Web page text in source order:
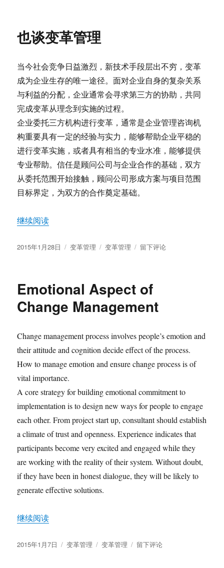
impact
of
merge
process
也谈变革管理
当今社会竞争日益激烈，新技术手段层出不穷，变革
成为企业生存的唯一途径。面对企业自身的复杂关系
与利益的分配，企业通常会寻求第三方的协助，共同
完成变革从理念到实施的过程。
企业委托三方机构进行变革，通常是企业管理咨询机
构重要具有一定的经验与实力，能够帮助企业平稳的
进行变革实施，或者具有相当的专业水准，能够提供
专业帮助。信任是顾问公司与企业合作的基础，双方
从委托范围开始接触，顾问公司形成方案与项目范围
目标界定，为双方的合作奠定基础。
继续阅读“也谈变革管理”
发
2015年1月28日
分
变革管理
标
变革管理
于
革
理
留下评论
Emotional Aspect of
Change Management
Change management process involves people’s emotion and
their attitude and cognition decide effect of the process.
How to manage emotion and ensure change process is of
vital importance.
A core strategy for building emotional commitment to
implementation is to design new ways for people to engage
each other. From project start up, consultant should establish
a climate of trust and openness. Experience indicates that
participants become very excited and engaged while they
are working with the reality of their system. Without doubt,
if they have been in honest dialogue, they will be likely to
generate effective solutions.
继续阅读“Emotional Aspect of Change Management”
发
2015年1月7日
分
变革管理
标
变革管理
于
留下评论